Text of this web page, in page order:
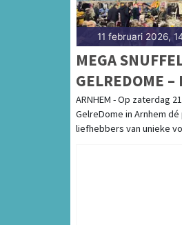
11 februari 2026,
MEGA
GELREDOME –
GELDERLAND!
ARNHEM - Op zaterdag
GelreDome in Arnhem
liefhebbers van unieke